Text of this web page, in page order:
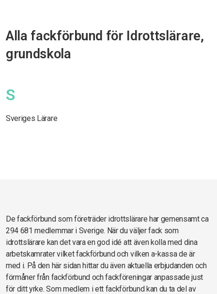
Alla fackförbund för Idrottslärare,
grundskola
S
Sveriges Lärare
De fackförbund som företräder idrottslärare har gemensamt ca
294 681 medlemmar i Sverige. När du väljer fack som
idrottslärare kan det vara en god idé att även kolla med dina
arbetskamrater vilket fackförbund och vilken a-kassa de är
med i. På den här sidan hittar du även aktuella erbjudanden och
förmåner från fackförbund och fackföreningar anpassade just
för ditt yrke. Som medlem i ett fackförbund kan du ta del av